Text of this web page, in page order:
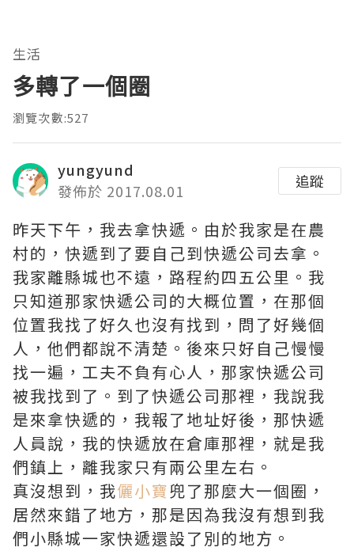
生活
多轉了一個圈
瀏覽次數:527
yungyund
發佈於 2017.08.01
追蹤
昨天下午，我去拿快遞。由於我家是在農
村的，快遞到了要自己到快遞公司去拿。
我家離縣城也不遠，路程約四五公里。我
只知道那家快遞公司的大概位置，在那個
位置我找了好久也沒有找到，問了好幾個
人，他們都說不清楚。後來只好自己慢慢
找一遍，工夫不負有心人，那家快遞公司
被我找到了。到了快遞公司那裡，我說我
是來拿快遞的，我報了地址好後，那快遞
人員說，我的快遞放在倉庫那裡，就是我
們鎮上，離我家只有兩公里左右。
真沒想到，我儷小寶兜了那麼大一個圈，
居然來錯了地方，那是因為我沒有想到我
們小縣城一家快遞還設了別的地方。